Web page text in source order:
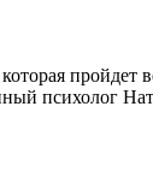
пройдет
психолог